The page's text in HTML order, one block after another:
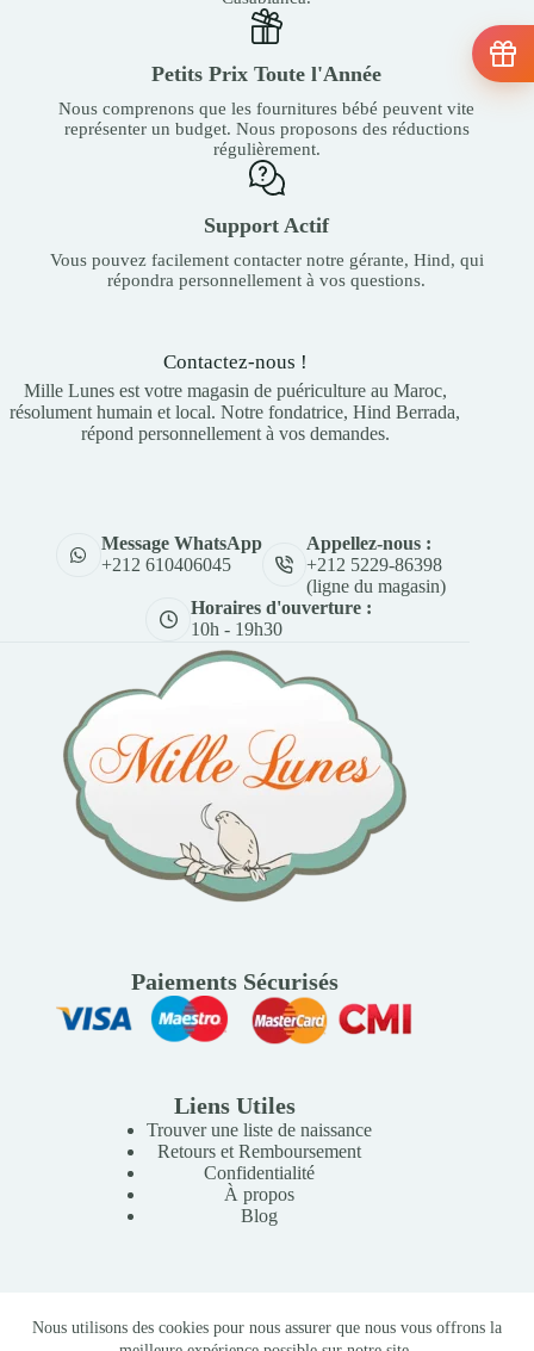
Nous utilisons des cookies pour nous assurer que nous vous offrons la
Petits Prix Toute l'Année
Nous comprenons que les fournitures bébé peuvent vite
représenter un budget. Nous proposons des réductions
régulièrement.
Support Actif
Vous pouvez facilement contacter notre gérante, Hind, qui
répondra personnellement à vos questions.
Contactez-nous !
Mille Lunes est votre magasin de puériculture au Maroc,
résolument humain et local. Notre fondatrice, Hind Berrada,
répond personnellement à vos demandes.
Message WhatsApp
+212 610406045
Appellez-nous :
+212 5229-86398
(ligne du magasin)
Horaires d'ouverture :
10h - 19h30
Paiements Sécurisés
Liens Utiles
Trouver une liste de naissance
Retours et Remboursement
Confidentialité
À propos
Blog
Copyright © 2026 Mille Lunes - Création du site :
Baptiste
-Conditions Générales de Vente